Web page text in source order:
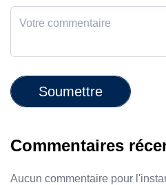
Soumettre
Commentaires
Aucun commentaire pour